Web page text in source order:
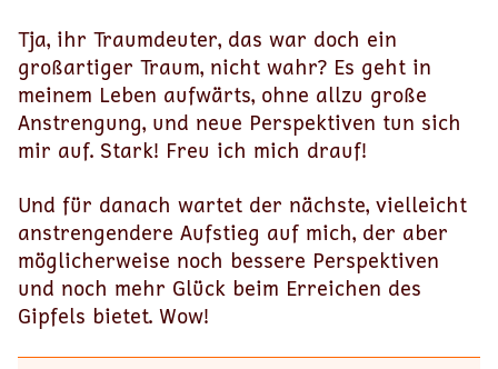
Tja, ihr Traumdeuter, das war doch ein
großartiger Traum, nicht wahr? Es geht in
meinem Leben aufwärts, ohne allzu große
Anstrengung, und neue Perspektiven tun sich
mir auf. Stark! Freu ich mich drauf!
Und für danach wartet der nächste, vielleicht
anstrengendere Aufstieg auf mich, der aber
möglicherweise noch bessere Perspektiven
und noch mehr Glück beim Erreichen des
Gipfels bietet. Wow!